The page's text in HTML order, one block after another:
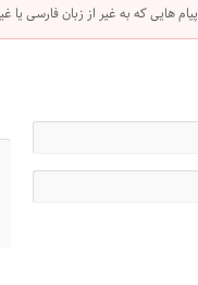
پیام هایی که به غیر از زبان فارسی